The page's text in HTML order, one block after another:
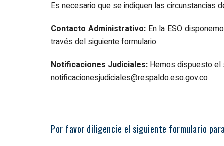
Es necesario que se indiquen las circunstancias
Contacto Administrativo:En la ESO
través del siguiente formulario.
Notificaciones Judiciales: Hemos dispuesto el
notificacionesjudiciales@respaldo.eso.gov.co
Por favor diligencie el siguiente formulario